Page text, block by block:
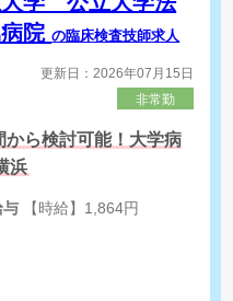
院の臨床検査技師求人
更新日：2026年07月15日
非常勤
から検討可能！大学病
浜
与 【時給】1,864円